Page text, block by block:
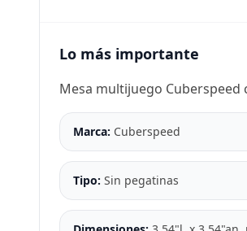
Lo más importante
Mesa multijuego Cuberspeed
Marca: Cuberspeed
Tipo: Sin pegatinas